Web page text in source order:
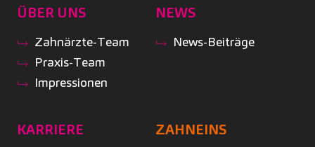
ÜBER UNS
Zahnärzte-Team
Praxis-Team
Impressionen
NEWS
News-Beiträge
KARRIERE ZAHNEINS